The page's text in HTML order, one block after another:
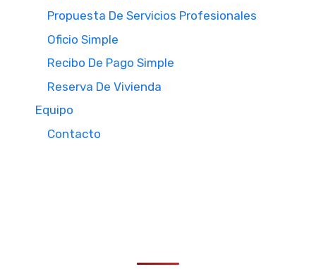
Propuesta De Servicios Profesionales
Oficio Simple
Recibo De Pago Simple
Reserva De Vivienda
Equipo
Contacto